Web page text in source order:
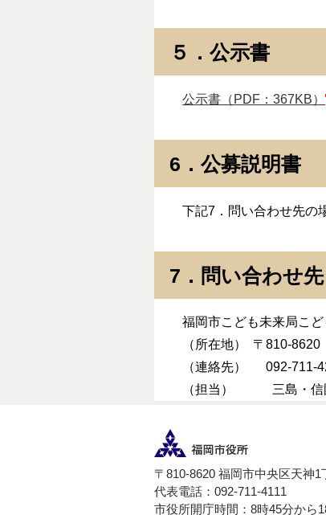
５．公示書
公示書（PDF：367KB）
6．公募説明書
下記7．問い合わせ先の
7．問い合わせ
福岡市こども未来局こ
（所在地） 〒810-8620
（連絡先） 092-711-
（担当） 三島・信
〒810-8620 福岡市中央区天神1
代表電話：092-711-4111
市役所開庁時間：8時45分から